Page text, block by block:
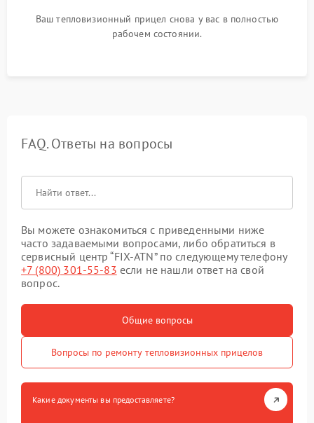
Ваш тепловизионный прицел снова у вас в полностью
рабочем состоянии.
FAQ. Ответы на вопросы
Вы можете ознакомиться с приведенными ниже
часто задаваемыми вопросами, либо обратиться в
сервисный центр “FIX-ATN” по следующему телефону
+7 (800) 301-55-83 если не нашли ответ на свой
вопрос.
Общие вопросы
Вопросы по ремонту тепловизионных прицелов
Какие документы вы предоставляете?